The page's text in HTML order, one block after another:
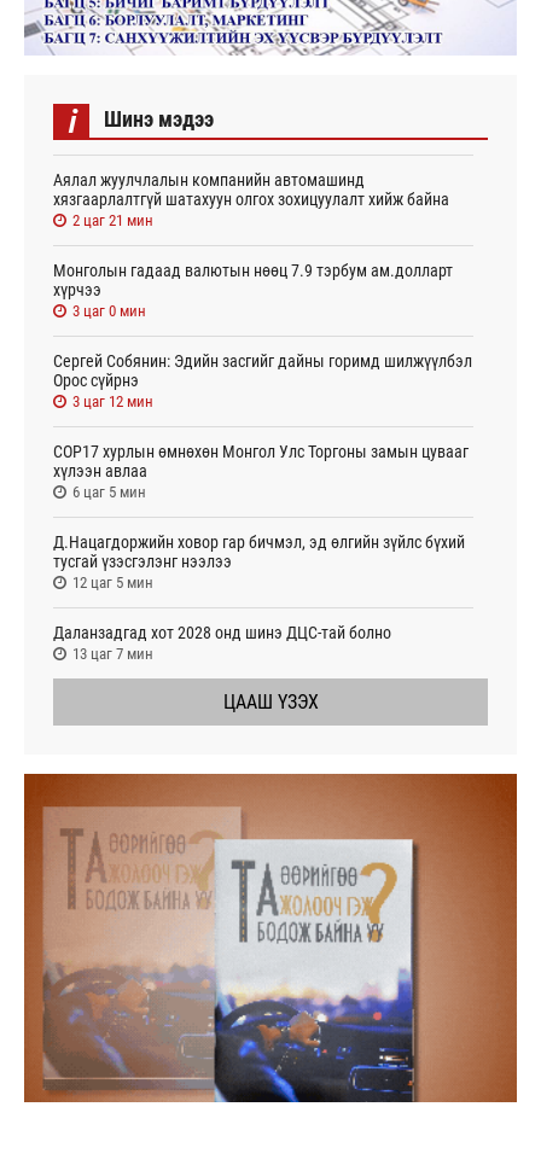
i Шинэ мэдээ
Аялал жуулчлалын компанийн автомашинд
хязгаарлалтгүй шатахуун олгох зохицуулалт хийж байна
2 цаг 21 мин
Монголын гадаад валютын нөөц 7.9 тэрбум ам.долларт
хүрчээ
3 цаг 0 мин
Сергей Собянин: Эдийн засгийг дайны горимд шилжүүлбэл
Орос сүйрнэ
3 цаг 12 мин
COP17 хурлын өмнөхөн Монгол Улс Торгоны замын цувааг
хүлээн авлаа
6 цаг 5 мин
Д.Нацагдоржийн ховор гар бичмэл, эд өлгийн зүйлс бүхий
тусгай үзэсгэлэнг нээлээ
12 цаг 5 мин
Даланзадгад хот 2028 онд шинэ ДЦС-тай болно
13 цаг 7 мин
ЦААШ ҮЗЭХ